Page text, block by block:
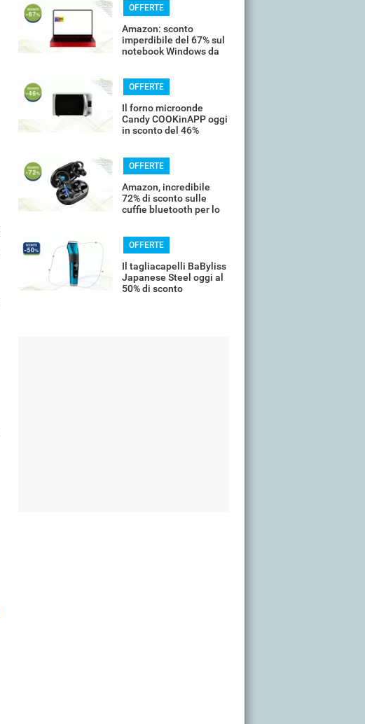
OFFERTE
Amazon: sconto
imperdibile del 67% sul
notebook Windows da
OFFERTE
Il forno microonde
Candy COOKinAPP oggi
in sconto del 46%
OFFERTE
Amazon, incredibile
72% di sconto sulle
cuffie bluetooth per lo
OFFERTE
Il tagliacapelli BaByliss
Japanese Steel oggi al
50% di sconto